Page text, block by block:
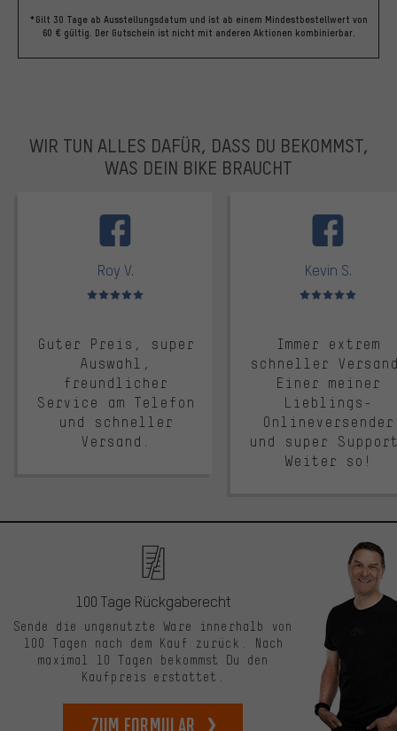
*Gilt 30 Tage ab Ausstellungsdatum und ist ab einem Mindestbestellwert von
60 € gültig. Der Gutschein ist nicht mit anderen Aktionen kombinierbar.
WIR TUN ALLES DAFÜR, DASS DU BEKOMMST,
WAS DEIN BIKE BRAUCHT
Roy V.
Bewertungen: 5 von 5
Guter Preis, super
Auswahl,
freundlicher
Service am Telefon
und schneller
Versand.
Kevin S.
Bewertungen: 5 von 5
Immer extrem
schneller
Einer meiner
Lieblings-
Onlineversender
und super
Weiter so!
100 Tage Rückgaberecht
Sende die ungenutzte Ware innerhalb von
100 Tagen nach dem Kauf zurück. Nach
maximal 10 Tagen bekommst Du den
Kaufpreis erstattet.
zum Formular